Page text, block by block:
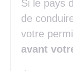
Si le pays
de
votre
avant